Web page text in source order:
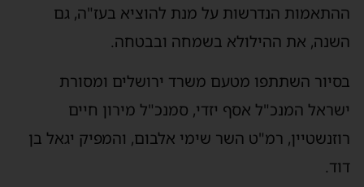
ההתאמות הנדרשות על מנת להוציא בעז"ה, גם
השנה, את ההילולא בשמחה ובבטחה.
בסיור השתתפו מטעם משרד ירושלים ומסורת
ישראל המנכ"ל אסף יזדי, סמנכ"ל מירון חיים
רוזנשטיין, רמ"ט השר שימי אלבום, והמפיק יגאל בן
דוד.